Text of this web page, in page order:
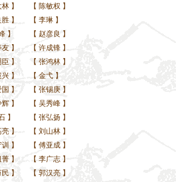
林】 【 陈敏权 】
胜】 【 李琳 】
】 【 赵彦良 】
友】 【 许成锋 】
臣 】 【 张鸿林 】
兴】 【 金弋 】
】 【 张锡庚 】
辉】 【 吴秀峰 】
】 【 张弘扬 】
亮】 【 刘山林 】
】 【 傅亚成 】
菁】 【 李广志 】
民 】 【 郭汉亮 】